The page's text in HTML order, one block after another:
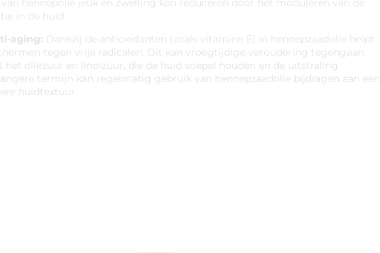
hennepolie jeuk en zwelling kan reduceren door het moduleren van de
in de huid.
aging: Dankzij de antioxidanten (zoals vitamine E) in hennepzaadolie helpt
tegen vrije radicalen. Dit kan vroegtijdige veroudering tegengaan.
het oliezuur en linolzuur, die de huid soepel houden en de uitstraling
termijn kan regelmatig gebruik van hennepzaadolie bijdragen aan een
huidtextuur.